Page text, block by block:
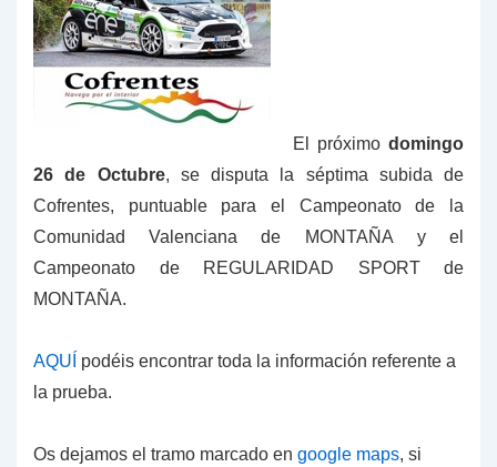
El próximo domingo
26 de Octubre, se disputa la séptima subida de
Cofrentes, puntuable para el Campeonato de la
Comunidad Valenciana de MONTAÑA y el
Campeonato de REGULARIDAD SPORT de
MONTAÑA.
AQUÍ podéis encontrar toda la información referente a
la prueba.
Os dejamos el tramo marcado en google maps, si